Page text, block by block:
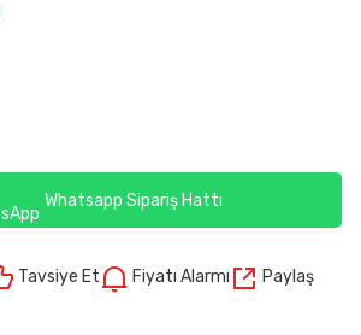
Whatsapp Sipariş Hattı
Tavsiye Et Fiyatı Alarmı Paylaş